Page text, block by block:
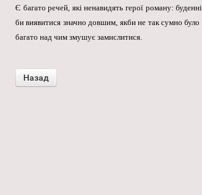
Є багато речей, які ненавидять герої роману:
би виявитися значно довшим, якби не так сумно
багато над чим змушує замислитися.